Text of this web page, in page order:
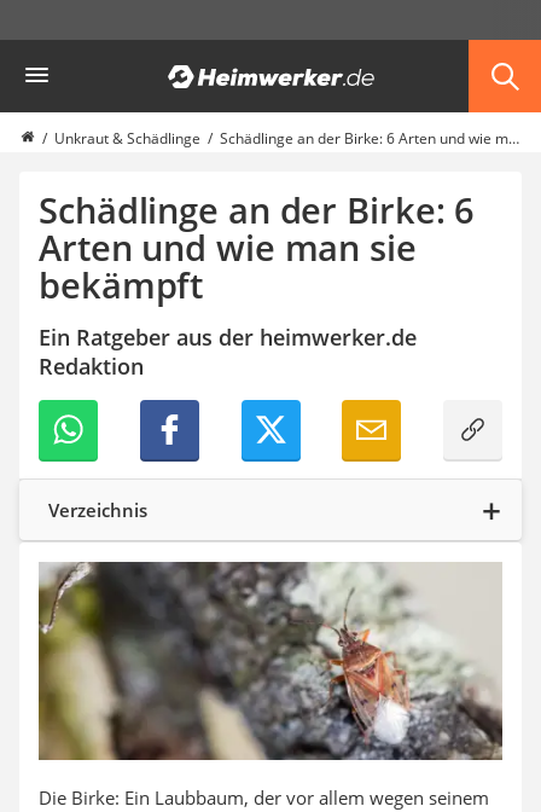
Garten
Akku-Laubsauger
Faltpavillon
Schlauchtrommel
Solar-Lichterkette außen
Teleskopleiter
Ameisengift
Pavillon
Sichtschutzstreifen
Akku-Laubbläser
Koifutter
Kassettenmarkise
Bosch-Heckenschere
Stihl-Laubbläser
Minidumper
Unkraut & Schädlinge Schädlinge an der Birke: 6 Arten und wie man sie bekämpft
Schädlinge an der Birke: 6
Arten und wie man sie
bekämpft
Ein Ratgeber aus der heimwerker.de
Redaktion
Verzeichnis
Die Birke: Ein Laubbaum, der vor allem wegen seinem